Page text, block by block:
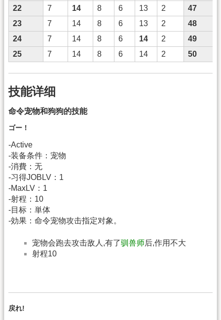
22
7 14 8 6 13 2
47
23
7 14 8 6 13 2
48
24
7 14 8 6 14 2
49
25
7 14 8 6 14 2 50
技能详细
命令宠物和狗狗的技能
ゴー！
-Active
-装备条件：宠物
-消費：无
-习得JOBLV：1
-MaxLV：1
-射程：10
-目标：単体
-効果：命令宠物攻击指定对象。
宠物会跑去攻击敌人,有了驯兽师后,作用不大
射程10
戻れ!